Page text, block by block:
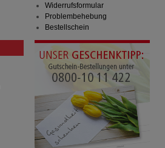
Widerrufsformular
Problembehebung
Bestellschein